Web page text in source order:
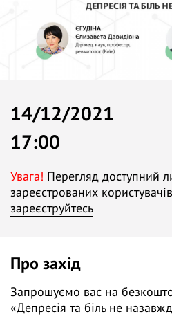
14/12/2021
17:00
Увага! Перегляд доступний
зареєстрованих
зареєструйтесь
Про захід
Запрошуємо вас на
«Депресія та біль не